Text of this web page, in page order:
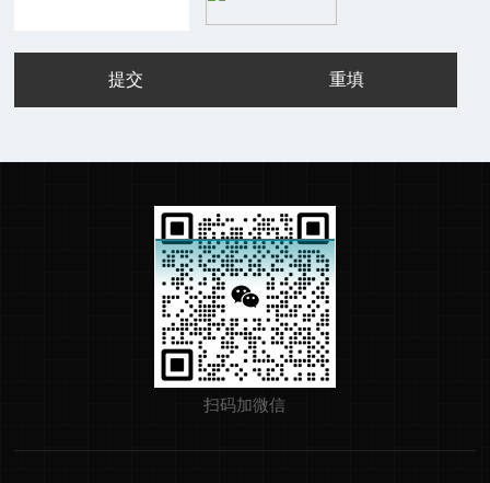
扫码加微信